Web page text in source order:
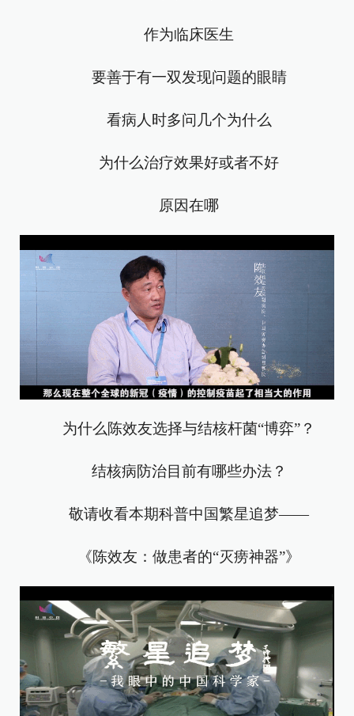
作为临床医生
要善于有一双发现问题的眼睛
看病人时多问几个为什么
为什么治疗效果好或者不好
原因在哪
为什么陈效友选择与结核杆菌“博弈”？
结核病防治目前有哪些办法？
敬请收看本期科普中国繁星追梦——
《陈效友：做患者的“灭痨神器”》